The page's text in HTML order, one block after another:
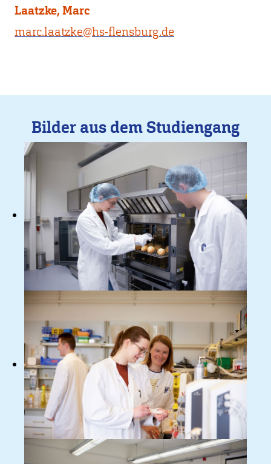
Laatzke, Marc
marc.laatzke@hs-flensburg.de
Bilder aus dem Studiengang
Bild
Bild